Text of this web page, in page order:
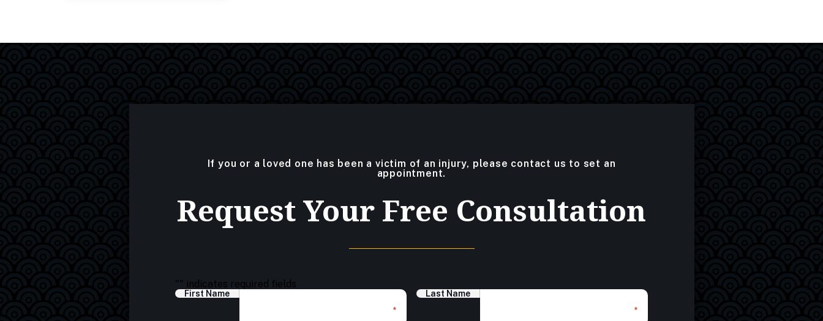
If you or a loved one has been a victim of an injury, please contact us to set an
appointment.
Request Your Free Consultation
"" indicates required fields
First Name
*
Last Name
*